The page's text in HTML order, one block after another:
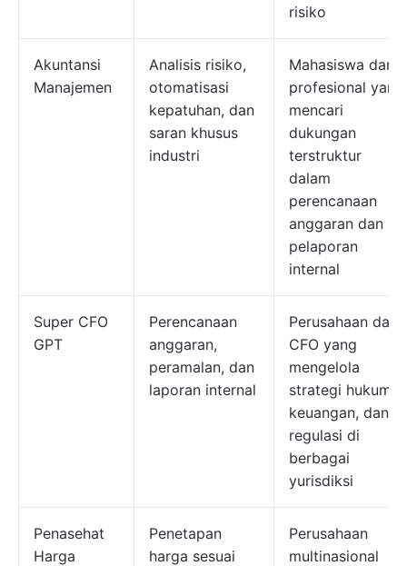
risiko
Akuntansi
Manajemen
Analisis risiko,
otomatisasi
kepatuhan, dan
saran khusus
industri
Mahasiswa dan
profesional yang
mencari
dukungan
terstruktur
dalam
perencanaan
anggaran dan
pelaporan
internal
Super CFO
GPT
Perencanaan
anggaran,
peramalan, dan
laporan internal
Perusahaan dan
CFO yang
mengelola
strategi hukum,
keuangan, dan
regulasi di
berbagai
yurisdiksi
Penasehat
Harga
Penetapan
harga sesuai
Perusahaan
multinasional